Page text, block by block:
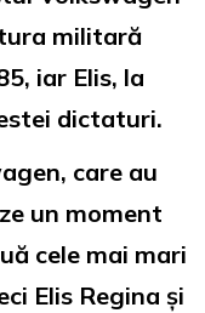
militară
iar Elis, la
dictaturi.
care au
un moment
cele mai mari
Elis Regina și